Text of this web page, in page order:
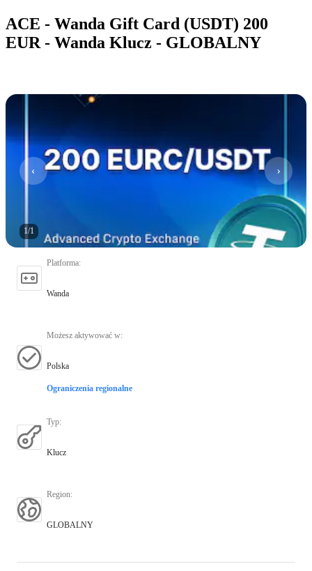
ACE - Wanda Gift Card (USDT) 200
EUR - Wanda Klucz - GLOBALNY
1/1
Platforma:
Wanda
Możesz aktywować w:
Polska
Ograniczenia regionalne
Typ:
Klucz
Region:
GLOBALNY